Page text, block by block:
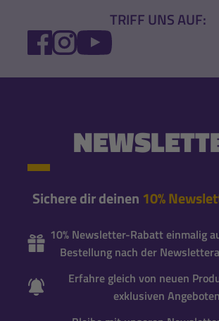
TRIFF UNS AUF:
FACEBOOK
INSTAGRAM
YOUTUBE
Sichere dir deinen 10%
10% Newsletter-Rabatt einmalig
Bestellung nach der
Erfahre gleich von neuen
exklusiven Angeboten